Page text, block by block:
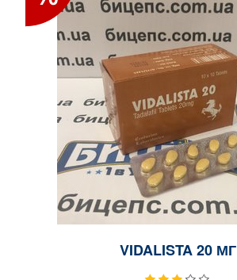
VIDALISTA 20 МГ